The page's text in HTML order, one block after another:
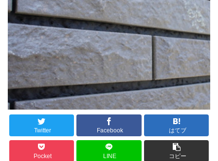
Twitter Facebook はてブ
Pocket LINE コピー